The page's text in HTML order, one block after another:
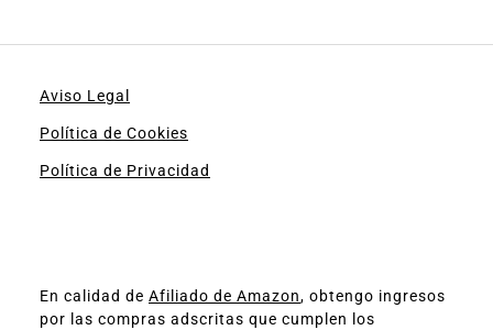
Aviso Legal
Política de Cookies
Política de Privacidad
En calidad de Afiliado de Amazon, obtengo ingresos
por las compras adscritas que cumplen los